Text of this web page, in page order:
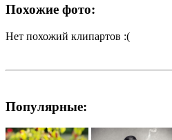
Похожие фото:
Нет похожий клипартов :(
Популярные: